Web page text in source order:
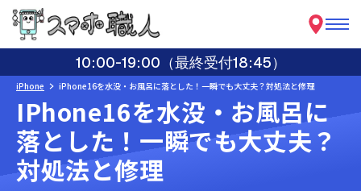
10:00-19:00（最終受付18:45）
iPhone iPhone16を水没・お風呂に落とした！一瞬でも大丈夫？対処法と修理
IPhone16を水没・お風呂に
落とした！一瞬でも大丈夫？
対処法と修理